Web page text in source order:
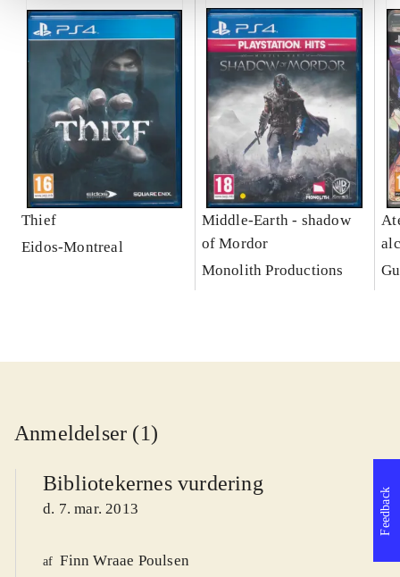
Thief
Eidos-Montreal
Middle-Earth - shadow
of Mordor
Monolith Productions
Anmeldelser (1)
Bibliotekernes vurdering
d. 7. mar. 2013
af Finn Wraae Poulsen
Feedback